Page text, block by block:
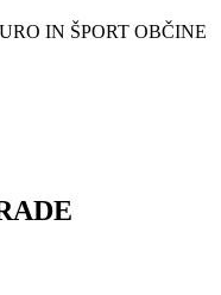
IN ŠPORT OBČINE